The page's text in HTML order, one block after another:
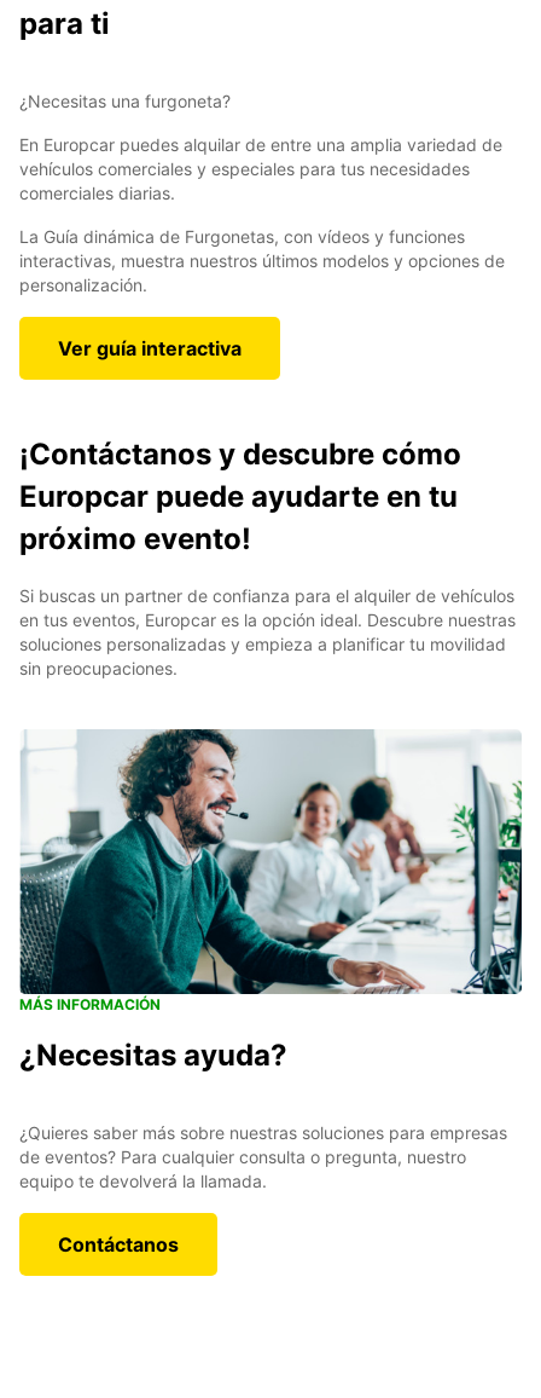
para ti
¿Necesitas una furgoneta?
En Europcar puedes alquilar de entre una amplia variedad de
vehículos comerciales y especiales para tus necesidades
comerciales diarias.
La Guía dinámica de Furgonetas, con vídeos y funciones
interactivas, muestra nuestros últimos modelos y opciones de
personalización.
Ver guía interactiva
¡Contáctanos y descubre cómo
Europcar puede ayudarte en tu
próximo evento!
Si buscas un partner de confianza para el alquiler de vehículos
en tus eventos, Europcar es la opción ideal. Descubre nuestras
soluciones personalizadas y empieza a planificar tu movilidad
sin preocupaciones.
MÁS INFORMACIÓN
¿Necesitas ayuda?
¿Quieres saber más sobre nuestras soluciones para empresas
de eventos? Para cualquier consulta o pregunta, nuestro
equipo te devolverá la llamada.
Contáctanos